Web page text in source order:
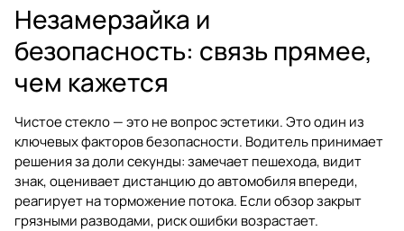
Незамерзайка и
безопасность: связь прямее,
чем кажется
Чистое стекло — это не вопрос эстетики. Это один из
ключевых факторов безопасности. Водитель принимает
решения за доли секунды: замечает пешехода, видит
знак, оценивает дистанцию до автомобиля впереди,
реагирует на торможение потока. Если обзор закрыт
грязными разводами, риск ошибки возрастает.